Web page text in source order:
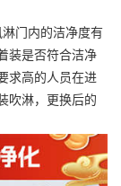
门内的洁净度有
装是否符合洁净
求高的人员在进
吹淋，更换后的